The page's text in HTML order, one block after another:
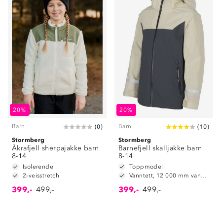
20%
Barn (0)
Stormberg
Åkrafjell sherpajakke barn
8-14
Isolerende
2-veisstretch
399,- 499,-
20%
Barn ( 10)
Stormberg
Barnefjell skalljakke barn
8-14
Toppmodell
Vanntett, 12 000 mm vannsøyle
399,- 499,-